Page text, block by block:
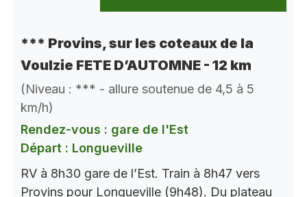
*** Provins, sur les coteaux de la
Voulzie FETE D’AUTOMNE - 12 km
(Niveau : *** - allure soutenue de 4,5 à 5
km/h)
Rendez-vous : gare de l'Est
Départ : Longueville
RV à 8h30 gare de l’Est. Train à 8h47 vers
Provins pour Longueville (9h48). Du plateau